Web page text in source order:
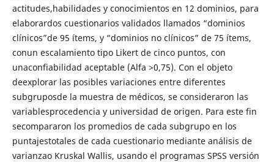
actitudes,habilidades y conocimientos en 12 dominios, para
elaborardos cuestionarios validados llamados “dominios
clínicos”de 95 ítems, y “dominios no clínicos” de 75 ítems,
conun escalamiento tipo Likert de cinco puntos, con
unaconfiabilidad aceptable (Alfa >0,75). Con el objeto
deexplorar las posibles variaciones entre diferentes
subgruposde la muestra de médicos, se consideraron las
variablesprocedencia y universidad de origen. Para este fin
secompararon los promedios de cada subgrupo en los
puntajestotales de cada cuestionario mediante análisis de
varianzao Kruskal Wallis, usando el programas SPSS versión